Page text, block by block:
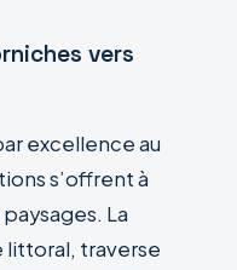
vers
excellence au
s’offrent à
La
littoral, traverse